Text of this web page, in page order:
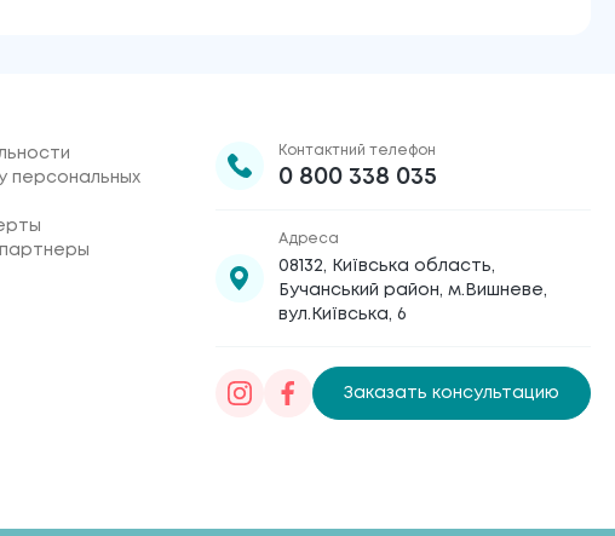
персональных
Контактний телефон
0 800 338 035
Адреса
08132, Київська область,
Бучанський район, м.Вишневе,
вул.Київська, 6
Заказать консультацию